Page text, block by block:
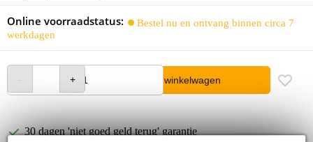
Online voorraadstatus:
Bestel nu en ontvang binnen circa 7
werkdagen
In winkelwagen
30 dagen 'niet goed geld terug' garantie